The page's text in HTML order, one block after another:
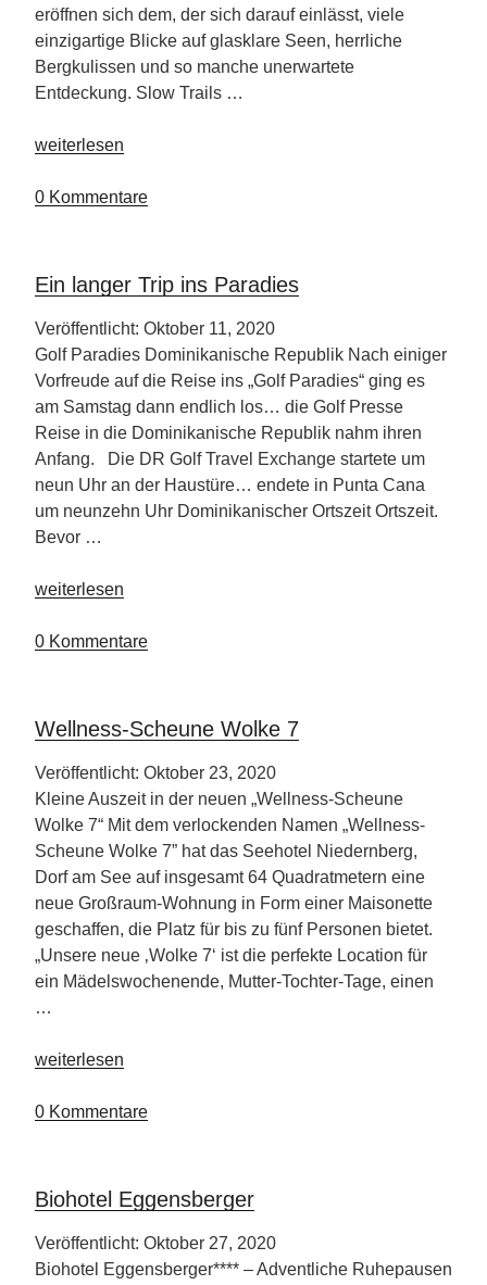
eröffnen sich dem, der sich darauf einlässt, viele
einzigartige Blicke auf glasklare Seen, herrliche
Bergkulissen und so manche unerwartete
Entdeckung. Slow Trails …
„Kärnten
seine
weiterlesen
0 Kommentare
Ein langer Trip ins Paradies
Veröffentlicht: Oktober 11, 2020
Golf Paradies Dominikanische Republik Nach einiger
Vorfreude auf die Reise ins „Golf Paradies“ ging es
am Samstag dann endlich los… die Golf Presse
Reise in die Dominikanische Republik nahm ihren
Anfang. Die DR Golf Travel Exchange startete um
neun Uhr an der Haustüre… endete in Punta Cana
um neunzehn Uhr Dominikanischer Ortszeit Ortszeit.
Bevor …
„Ein
Trip
weiterlesen
0 Kommentare
Wellness-Scheune Wolke 7
Veröffentlicht: Oktober 23, 2020
Kleine Auszeit in der neuen „Wellness-Scheune
Wolke 7“ Mit dem verlockenden Namen „Wellness-
Scheune Wolke 7” hat das Seehotel Niedernberg,
Dorf am See auf insgesamt 64 Quadratmetern eine
neue Großraum-Wohnung in Form einer Maisonette
geschaffen, die Platz für bis zu fünf Personen bietet.
„Unsere neue ‚Wolke 7‘ ist die perfekte Location für
ein Mädelswochenende, Mutter-Tochter-Tage, einen
…
„Wellness-
Wolke
weiterlesen
0 Kommentare
Biohotel Eggensberger
Veröffentlicht: Oktober 27, 2020
Biohotel Eggensberger**** – Adventliche Ruhepausen